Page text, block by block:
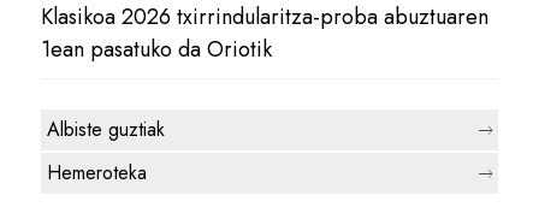
Klasikoa 2026 txirrindularitza-proba abuztuaren
1ean pasatuko da Oriotik
Albiste guztiak
Hemeroteka